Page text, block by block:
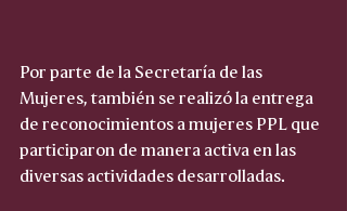
Por parte de la Secretaría de las
Mujeres, también se realizó la entrega
de reconocimientos a mujeres PPL que
participaron de manera activa en las
diversas actividades desarrolladas.